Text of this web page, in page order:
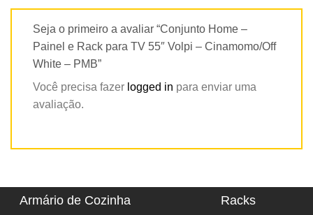
Seja o primeiro a avaliar “Conjunto Home –
Painel e Rack para TV 55″ Volpi – Cinamomo/Off
White – PMB”
Você precisa fazer logged in para enviar uma
avaliação.
Armário de Cozinha Racks